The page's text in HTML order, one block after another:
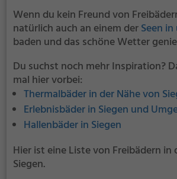
Wenn du kein Freund von
natürlich auch an einem derSeen
baden und das schöne Wetter
Du suchst noch mehr Inspiration?
mal hier vorbei:
Thermalbäder in der Nähe von
Erlebnisbäder in Siegen und
Hallenbäder in Siegen
Hier ist eine Liste von Freibädern in
Siegen.